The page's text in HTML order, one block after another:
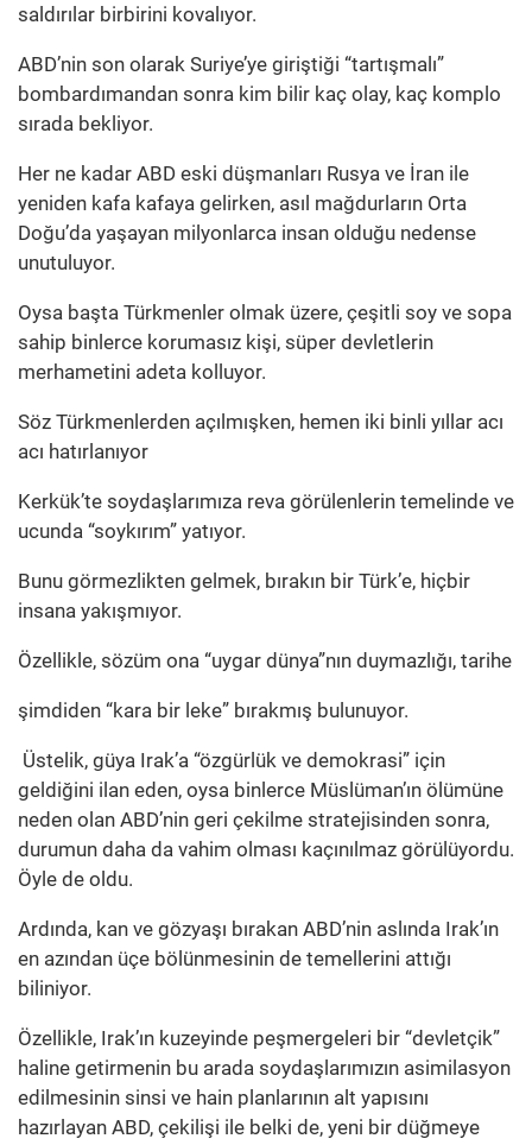
saldırılar birbirini kovalıyor.
ABD’nin son olarak Suriye’ye giriştiği “tartışmalı”
bombardımandan sonra kim bilir kaç olay, kaç komplo
sırada bekliyor.
Her ne kadar ABD eski düşmanları Rusya ve İran ile
yeniden kafa kafaya gelirken, asıl mağdurların Orta
Doğu’da yaşayan milyonlarca insan olduğu nedense
unutuluyor.
Oysa başta Türkmenler olmak üzere, çeşitli soy ve sopa
sahip binlerce korumasız kişi, süper devletlerin
merhametini adeta kolluyor.
Söz Türkmenlerden açılmışken, hemen iki binli yıllar acı
acı hatırlanıyor
Kerkük’te soydaşlarımıza reva görülenlerin temelinde ve
ucunda “soykırım” yatıyor.
Bunu görmezlikten gelmek, bırakın bir Türk’e, hiçbir
insana yakışmıyor.
Özellikle, sözüm ona “uygar dünya”nın duymazlığı, tarihe
şimdiden “kara bir leke” bırakmış bulunuyor.
Üstelik, güya Irak’a “özgürlük ve demokrasi” için
geldiğini ilan eden, oysa binlerce Müslüman’ın ölümüne
neden olan ABD’nin geri çekilme stratejisinden sonra,
durumun daha da vahim olması kaçınılmaz görülüyordu.
Öyle de oldu.
Ardında, kan ve gözyaşı bırakan ABD’nin aslında Irak’ın
en azından üçe bölünmesinin de temellerini attığı
biliniyor.
Özellikle, Irak’ın kuzeyinde peşmergeleri bir “devletçik”
haline getirmenin bu arada soydaşlarımızın asimilasyon
edilmesinin sinsi ve hain planlarının alt yapısını
hazırlayan ABD, çekilişi ile belki de, yeni bir düğmeye